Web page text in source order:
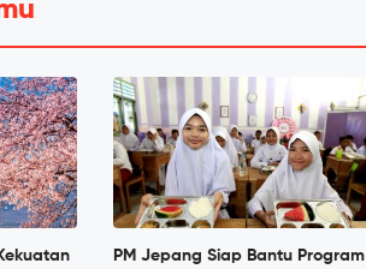
PM Jepang Siap Bantu Program